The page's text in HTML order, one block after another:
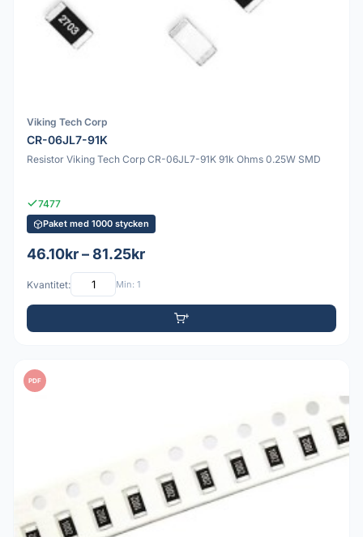
Viking Tech Corp
CR-06JL7-91K
Resistor Viking Tech Corp CR-06JL7-91K 91k Ohms 0.25W SMD
7477
Paket med 1000 stycken
46.10kr – 81.25kr
Kvantitet: Min: 1
PDF